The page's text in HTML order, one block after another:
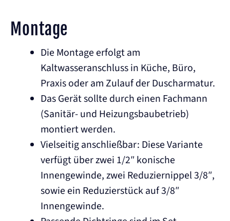
Montage
Die Montage erfolgt am
Kaltwasseranschluss in Küche, Büro,
Praxis oder am Zulauf der Duscharmatur.
Das Gerät sollte durch einen Fachmann
(Sanitär- und Heizungsbaubetrieb)
montiert werden.
Vielseitig anschließbar: Diese Variante
verfügt über zwei 1/2″ konische
Innengewinde, zwei Reduziernippel 3/8″,
sowie ein Reduzierstück auf 3/8″
Innengewinde.